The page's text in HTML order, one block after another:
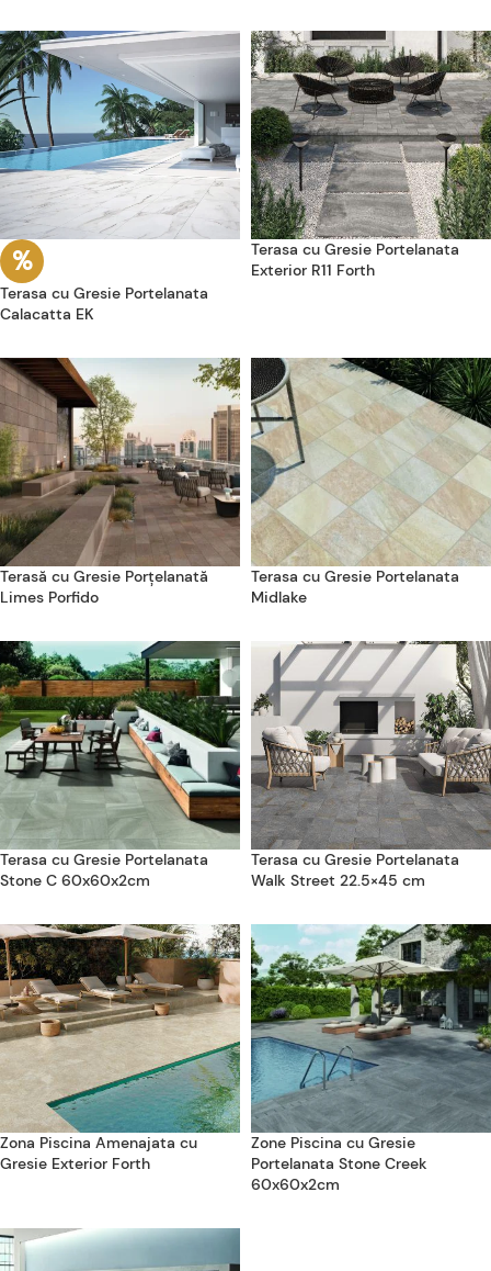
Terasa cu Gresie Portelanata
Calacatta EK
Terasa cu Gresie Portelanata
Exterior R11 Forth
Terasă cu Gresie Porțelanată
Limes Porfido
Terasa cu Gresie Portelanata
Midlake
Terasa cu Gresie Portelanata
Stone C 60x60x2cm
Terasa cu Gresie Portelanata
Walk Street 22.5×45 cm
Zona Piscina Amenajata cu
Gresie Exterior Forth
Zone Piscina cu Gresie
Portelanata Stone Creek
60x60x2cm